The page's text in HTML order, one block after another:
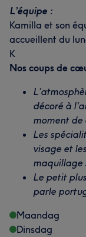
L’équipe :
Kamilla et son
accueillent du
K
Nos coups de
décoré à
moment de
Les
visage et
maquillage
Le petit
parle
Maandag
Dinsdag